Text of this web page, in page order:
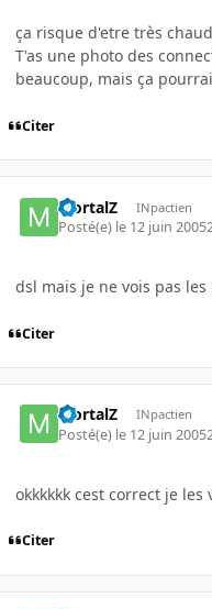
ça risque d'etre très
T'as une photo des
beaucoup, mais ça
Citer
MortalZ INpactien
Posté(e) le 12 juin 2005
dsl mais je ne vois pas les
Citer
MortalZ INpactien
Posté(e) le 12 juin 2005
okkkkkk cest correct je les
Citer